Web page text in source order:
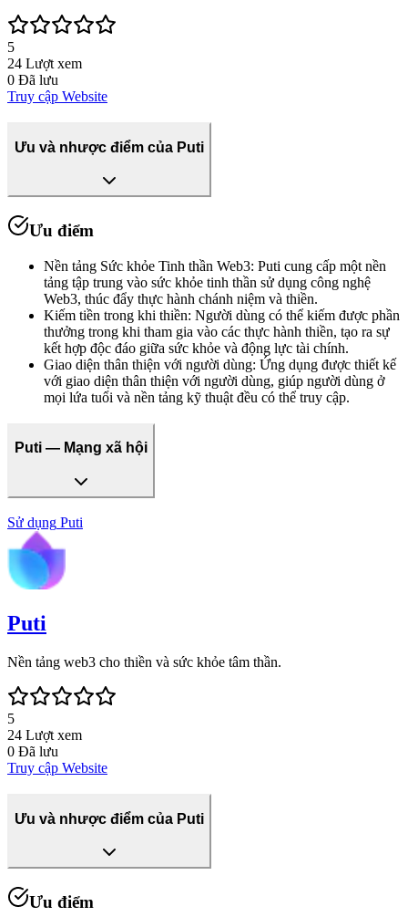
5
24 Lượt xem
0 Đã lưu
Truy cập Website
Ưu và nhược điểm của Puti
Ưu điểm
Nền tảng Sức khỏe Tinh thần Web3: Puti cung cấp một nền
tảng tập trung vào sức khỏe tinh thần sử dụng công nghệ
Web3, thúc đẩy thực hành chánh niệm và thiền.
Kiếm tiền trong khi thiền: Người dùng có thể kiếm được phần
thưởng trong khi tham gia vào các thực hành thiền, tạo ra sự
kết hợp độc đáo giữa sức khỏe và động lực tài chính.
Giao diện thân thiện với người dùng: Ứng dụng được thiết kế
với giao diện thân thiện với người dùng, giúp người dùng ở
mọi lứa tuổi và nền tảng kỹ thuật đều có thể truy cập.
Puti — Mạng xã hội
Sử dụng Puti
Puti
Nền tảng web3 cho thiền và sức khỏe tâm thần.
5
24 Lượt xem
0 Đã lưu
Truy cập Website
Ưu và nhược điểm của Puti
Ưu điểm